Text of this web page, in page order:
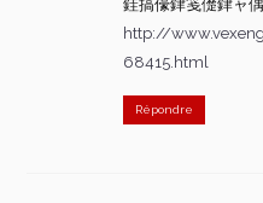
銈搞儫銉笺儊銉ャ
http://
68415.html
Répondre